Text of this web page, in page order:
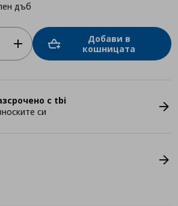
дъб
Добави в
кошницата
с tbi
си